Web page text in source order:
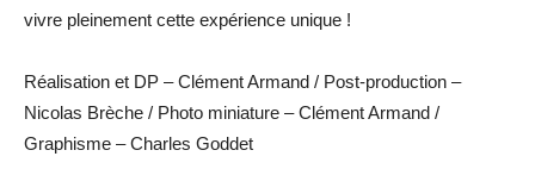
vivre pleinement cette expérience unique !
Réalisation et DP – Clément Armand / Post-production –
Nicolas Brèche / Photo miniature – Clément Armand /
Graphisme – Charles Goddet